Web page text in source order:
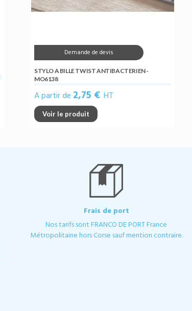
Demande de devis
STYLO A BILLE TWIST ANTIBACTERIEN -
MO6138
A partir de 2,75 € HT
Voir le produit
Frais de port
Nos tarifs sont FRANCO DE PORT France
Métropolitaine hors Corse sauf mention contraire.